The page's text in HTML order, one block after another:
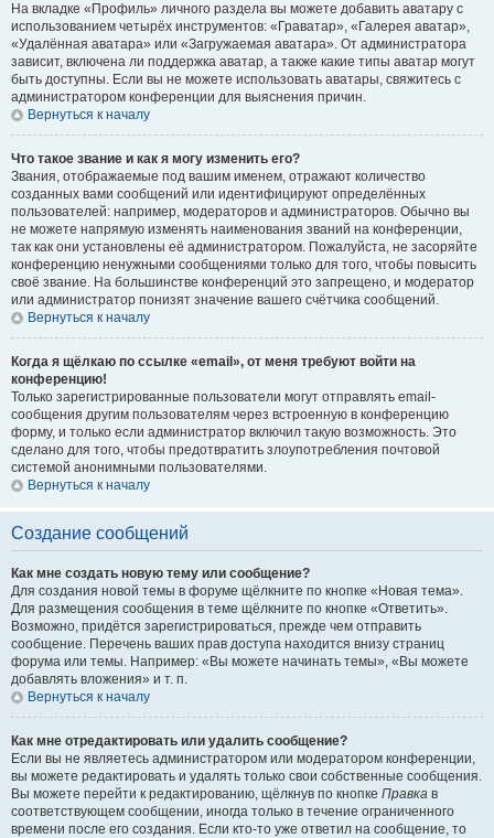
На вкладке «Профиль» личного раздела вы можете добавить аватару с
использованием четырёх инструментов: «Граватар», «Галерея аватар»,
«Удалённая аватара» или «Загружаемая аватара». От администратора
зависит, включена ли поддержка аватар, а также какие типы аватар могут
быть доступны. Если вы не можете использовать аватары, свяжитесь с
администратором конференции для выяснения причин.
Вернуться к началу
Что такое звание и как я могу изменить его?
Звания, отображаемые под вашим именем, отражают количество
созданных вами сообщений или идентифицируют определённых
пользователей: например, модераторов и администраторов. Обычно вы
не можете напрямую изменять наименования званий на конференции,
так как они установлены её администратором. Пожалуйста, не засоряйте
конференцию ненужными сообщениями только для того, чтобы повысить
своё звание. На большинстве конференций это запрещено, и модератор
или администратор понизят значение вашего счётчика сообщений.
Вернуться к началу
Когда я щёлкаю по ссылке «email», от меня требуют войти на
конференцию!
Только зарегистрированные пользователи могут отправлять email-
сообщения другим пользователям через встроенную в конференцию
форму, и только если администратор включил такую возможность. Это
сделано для того, чтобы предотвратить злоупотребления почтовой
системой анонимными пользователями.
Вернуться к началу
Создание сообщений
Как мне создать новую тему или сообщение?
Для создания новой темы в форуме щёлкните по кнопке «Новая тема».
Для размещения сообщения в теме щёлкните по кнопке «Ответить».
Возможно, придётся зарегистрироваться, прежде чем отправить
сообщение. Перечень ваших прав доступа находится внизу страниц
форума или темы. Например: «Вы можете начинать темы», «Вы можете
добавлять вложения» и т. п.
Вернуться к началу
Как мне отредактировать или удалить сообщение?
Если вы не являетесь администратором или модератором конференции,
вы можете редактировать и удалять только свои собственные сообщения.
Вы можете перейти к редактированию, щёлкнув по кнопке Правка в
соответствующем сообщении, иногда только в течение ограниченного
времени после его создания. Если кто-то уже ответил на сообщение, то